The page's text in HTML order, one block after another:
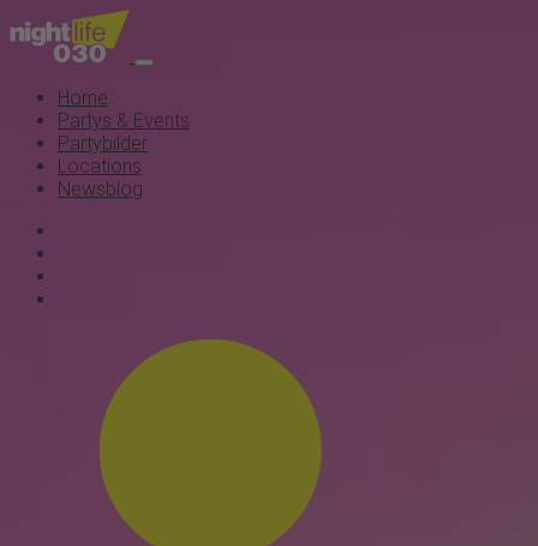
Home
Partys & Events
Partybilder
Locations
Newsblog